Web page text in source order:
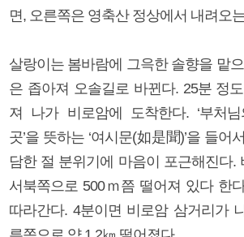
면, 오른쪽은 영축산 정상에서 내려오
살랑이는 봄바람에 그윽한 솔향을 맡
은 좁아져 오솔길로 바뀐다. 25분 정
져 나가 비로암에 도착한다. ‘부처
곳’을 뜻하는 ‘여시문(如是聞)’을 들어
담한 절 분위기에 마음이 포근해진다.
서북쪽으로 500ｍ쯤 떨어져 있다 한
따라간다. 4분이면 비로암 삼거리가